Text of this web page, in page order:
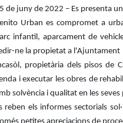
de juny de 2022 – Es presenta
Urban es compromet a
infantil, aparcament de
ne la propietat a l'Ajuntament
propietària dels pisos de
i executar les obres de
solvència i qualitat en les
reben els informes sectorials